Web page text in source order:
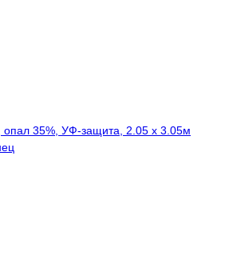
35%, УФ-защита, 2.05 х 3.05м